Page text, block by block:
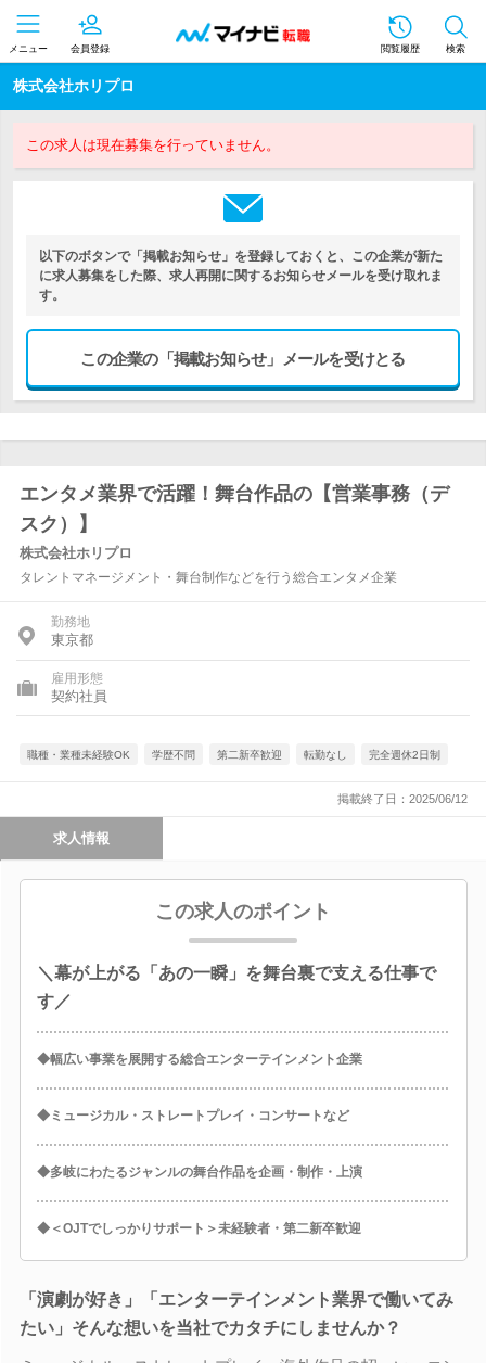
メニュー 会員登録 閲覧履歴 検索
株式会社ホリプロ
この求人は現在募集を行っていません。
以下のボタンで「掲載お知らせ」を登録しておくと、この企業が新た
に求人募集をした際、求人再開に関するお知らせメールを受け取れま
す。
この企業の「掲載お知らせ」メールを受けとる
エンタメ業界で活躍！舞台作品の【営業事務（デ
スク）】
株式会社ホリプロ
タレントマネージメント・舞台制作などを行う総合エンタメ企業
勤務地
東京都
雇用形態
契約社員
職種・業種未経験OK 学歴不問 第二新卒歓迎 転勤なし 完全週休2日制
掲載終了日：2025/06/12
求人情報
この求人のポイント
＼幕が上がる「あの一瞬」を舞台裏で支える仕事で
す／
◆幅広い事業を展開する総合エンターテインメント企業
◆ミュージカル・ストレートプレイ・コンサートなど
◆多岐にわたるジャンルの舞台作品を企画・制作・上演
◆＜OJTでしっかりサポート＞未経験者・第二新卒歓迎
「演劇が好き」「エンターテインメント業界で働いてみ
たい」そんな想いを当社でカタチにしませんか？